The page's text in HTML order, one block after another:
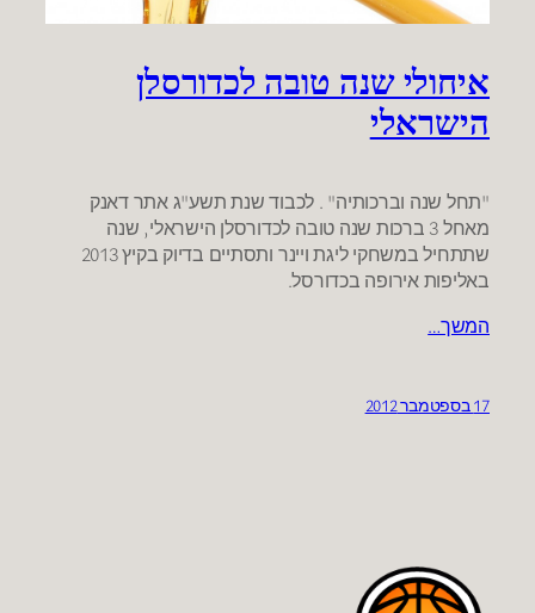
איחולי שנה טובה לכדורסלן
הישראלי
"תחל שנה וברכותיה" . לכבוד שנת תשע"ג אתר דאנק
מאחל 3 ברכות שנה טובה לכדורסלן הישראלי, שנה
שתתחיל במשחקי ליגת ויינר ותסתיים בדיוק בקיץ 2013
באליפות אירופה בכדורסל.
המשך…
17 בספטמבר 2012